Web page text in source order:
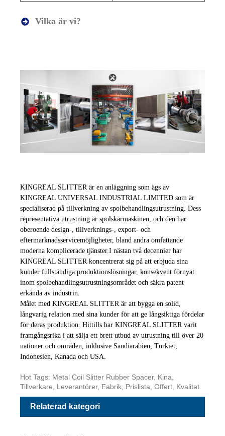
Vilka är vi?
KINGREAL SLITTER är en anläggning som ägs av
KINGREAL UNIVERSAL INDUSTRIAL LIMITED som är
specialiserad på tillverkning av spolbehandlingsutrustning. Dess
representativa utrustning är spolskärmaskinen, och den har
oberoende design-, tillverknings-, export- och
eftermarknadsservicemöjligheter, bland andra omfattande
moderna komplicerade tjänster.I nästan två decennier har
KINGREAL SLITTER koncentrerat sig på att erbjuda sina
kunder fullständiga produktionslösningar, konsekvent förnyat
inom spolbehandlingsutrustningsområdet och säkra patent
erkända av industrin.
Målet med KINGREAL SLITTER är att bygga en solid,
långvarig relation med sina kunder för att ge långsiktiga fördelar
för deras produktion. Hittills har KINGREAL SLITTER varit
framgångsrika i att sälja ett brett utbud av utrustning till över 20
nationer och områden, inklusive Saudiarabien, Turkiet,
Indonesien, Kanada och USA.
Hot Tags: Metal Coil Slitter Rubber Spacer, Kina,
Tillverkare, Leverantörer, Fabrik, Prislista, Offert, Kvalitet
Relaterad kategori